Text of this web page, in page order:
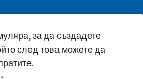
за да създадете
след това можете да